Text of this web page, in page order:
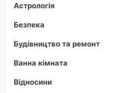
Астрологія
Безпека
Будівництво та ремонт
Ванна кімната
Відносини